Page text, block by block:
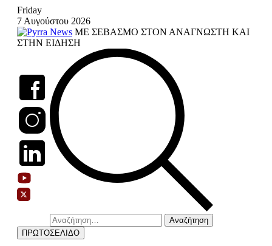
Skip
content
Friday
7 Αυγούστου 2026
ΜΕ ΣΕΒΑΣΜΟ ΣΤΟΝ ΑΝΑΓΝΩΣΤΗ ΚΑΙ
ΣΤΗΝ ΕΙΔΗΣΗ
Αναζήτηση
για:
ΠΡΩΤΟΣΕΛΙΔΟ